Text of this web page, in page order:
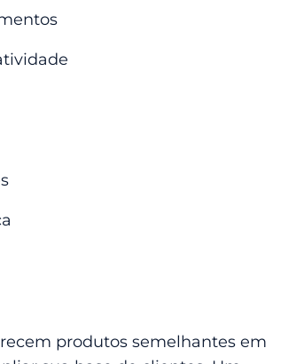
produtos semelhantes em